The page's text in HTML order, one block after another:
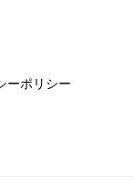
ーポリシー